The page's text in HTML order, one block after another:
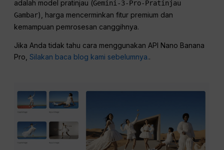
adalah model pratinjau (Gemini-3-Pro-Pratinjau
Gambar), harga mencerminkan fitur premium dan
kemampuan pemrosesan canggihnya.
Jika Anda tidak tahu cara menggunakan API Nano Banana
Pro,Silakan baca blog kami sebelumnya..